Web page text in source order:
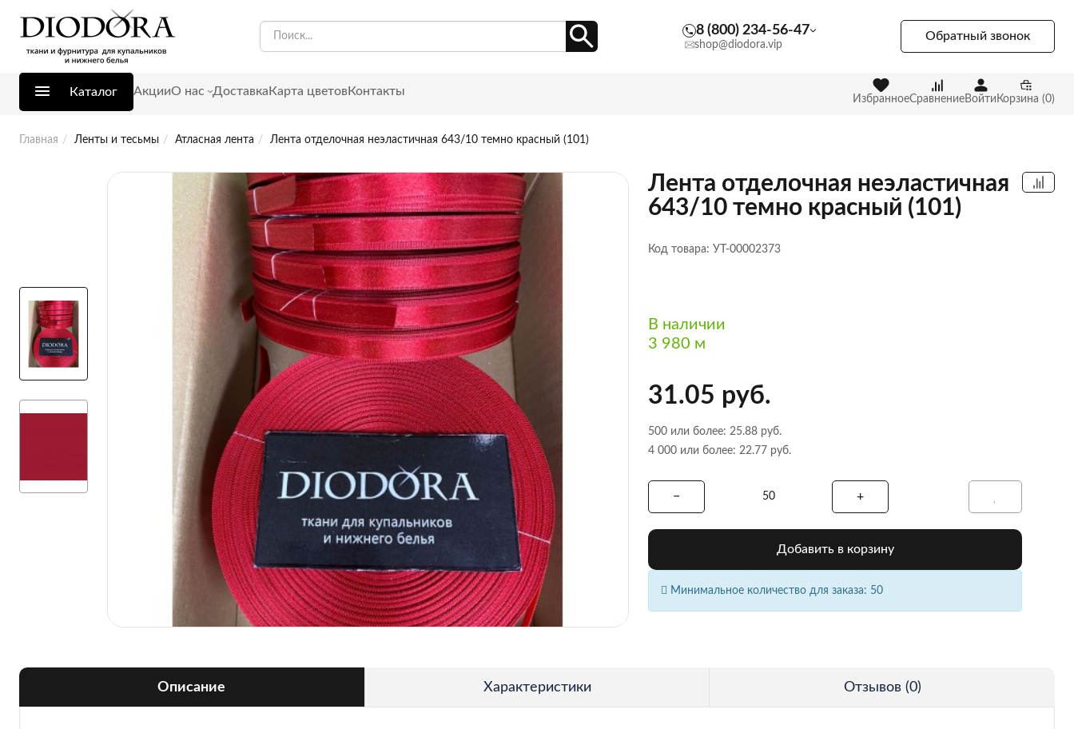
8 (800) 234-56-47
shop@diodora.vip
Обратный звонок
Каталог АкцииО нас Доставка Карта цветовКонтакты
ИзбранноеСравнениеВойти Корзина (0)
Главная Ленты и тесьмы Атласная лента Лента отделочная неэластичная 643/10 темно красный (101)
Лента отделочная неэластичная
643/10 темно красный (101)
Код товара: УТ-00002373
В наличии
3 980 м
31.05 руб.
500 или более: 25.88 руб.
4 000 или более: 22.77 руб.
Добавить в корзину
Минимальное количество для заказа: 50
Описание Характеристики Отзывов (0)